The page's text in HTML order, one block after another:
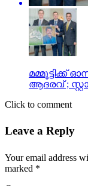
മമ്മൂട്ടിക്ക്
ആദരവ് ;
Click to comment
Leave a Reply
Your email address
marked *